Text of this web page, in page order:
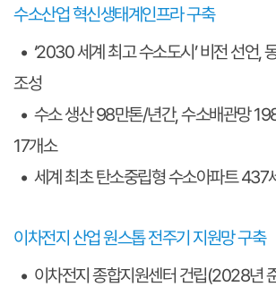
수소산업 혁신생태계인프라 구축
• ‘2030 세계 최고 수소도시’ 비전 선언,
조성
• 수소 생산 98만톤/년간, 수소배관망
17개소
• 세계 최초 탄소중립형 수소아파트 437
이차전지 산업 원스톱 전주기 지원망 구축
• 이차전지 종합지원센터 건립(2028년